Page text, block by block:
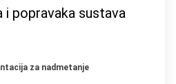
i popravaka sustava
za nadmetanje